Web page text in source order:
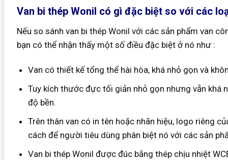
Van bi thép Wonil có gì đặc biệt so với các
Nếu so sánh van bi thép Wonil với các sản phẩm van
bạn có thể nhận thấy một số điều đặc biệt ở nó như :
Van có thiết kế tổng thể hài hòa, khá nhỏ gọn và
Tuy kích thước đực tối giản nhỏ gọn nhưng vẫn khá
độ bền.
Trên thân van có in tên hoặc nhãn hiệu, logo riêng
cách để người tiêu dùng phân biệt nó với các sản
Van bi thép Wonil được đúc bằng thép chịu nhiệt